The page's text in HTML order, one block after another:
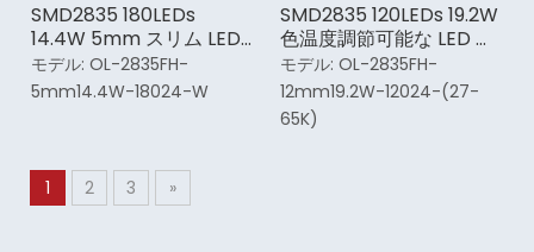
SMD2835 180LEDs
14.4W 5mm スリム LED
ストリップ ライト
モデル: OL-2835FH-
5mm14.4W-18024-W
SMD2835 120LEDs 19.2W
色温度調節可能な LED ス
トリップ ライト
モデル: OL-2835FH-
12mm19.2W-12024-(27-
65K)
1 2 3 »